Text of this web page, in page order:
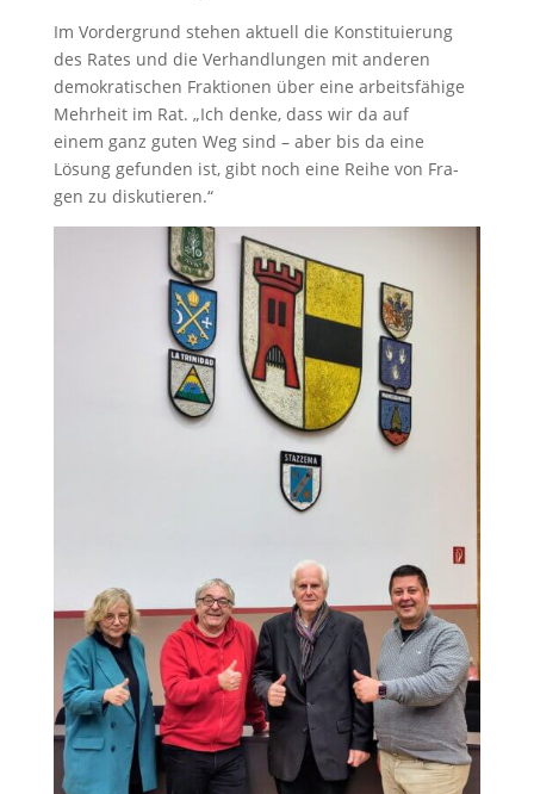
Im Vordergrund stehen aktuell die Konstituierung
des Rates und die Verhandlungen mit anderen
demokratischen Fraktionen über eine arbeitsfähige
Mehrheit im Rat. „Ich denke, dass wir da auf
einem ganz guten Weg sind – aber bis da eine
Lösung gefunden ist, gibt noch eine Reihe von Fra-
gen zu diskutieren.“